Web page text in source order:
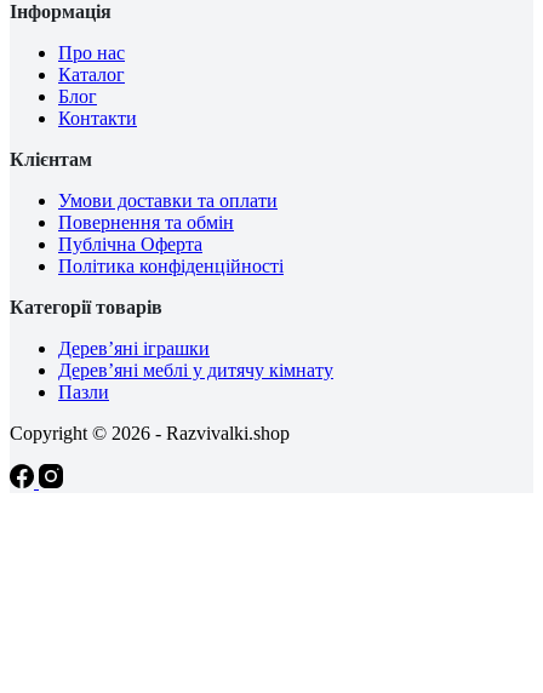
Інформація
Про нас
Каталог
Блог
Контакти
Клієнтам
Умови доставки та оплати
Повернення та обмін
Публічна Оферта
Політика конфіденційності
Категорії товарів
Дерев’яні іграшки
Дерев’яні меблі у дитячу кімнату
Пазли
Copyright © 2026 - Razvivalki.shop